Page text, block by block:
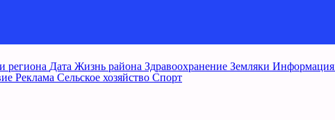
региона Дата Жизнь района Здравоохранение Земляки Информация
Реклама Сельское хозяйство Спорт